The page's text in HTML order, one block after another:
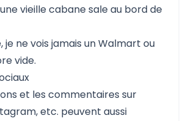
vieille cabane sale au bord de
je ne vois jamais un Walmart ou
vide.
et les commentaires sur
etc. peuvent aussi